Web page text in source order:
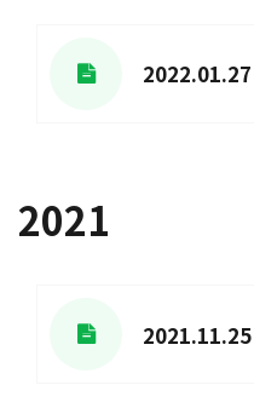
2022.01.27
2021
2021.11.25